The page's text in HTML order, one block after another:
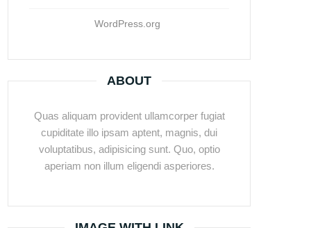
WordPress.org
ABOUT
Quas aliquam provident ullamcorper fugiat
cupiditate illo ipsam aptent, magnis, dui
voluptatibus, adipisicing sunt. Quo, optio
aperiam non illum eligendi asperiores.